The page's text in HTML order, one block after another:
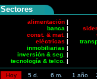
Sectores
alimentación |
banca |
const. & mat. |
eléctricas |
inmobiliarias |
inversión & seg. |
tecnología & telco. |
Hoy 5 d. 6 m. 1 año